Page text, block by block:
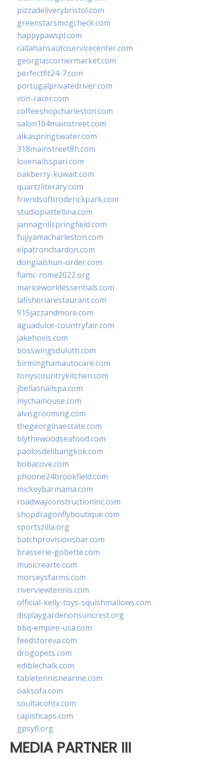
pizzadeliverybristol.com
greenstarsmogcheck.com
happypawspl.com
callahansautoservicecenter.com
georgiascornermarket.com
perfectfit24-7.com
portugalprivatedriver.com
von-racer.com
coffeeshopcharleston.com
salon104mainstreet.com
alkaspringswater.com
318mainstreet8h.com
lovenailsspari.com
oakberry-kuwait.com
quartzliterary.com
friendsofbroderickpark.com
studiopiattellina.com
jannagrillspringfield.com
fujiyamacharleston.com
elpatronchardon.com
donglaishun-order.com
fiamc-rome2022.org
mariceworldessentials.com
lafisheriarestaurant.com
915jazzandmore.com
aguadulce-countryfair.com
jakehovis.com
bosswingsduluth.com
birminghamautocare.com
tonyscountrykitchen.com
jbellasnailspa.com
mychaihouse.com
alvisgrooming.com
thegeorginaestate.com
blythewoodseafood.com
paolosdelibangkok.com
bobacove.com
phoone24brookfield.com
mickeybarmama.com
roadwayconstructioninc.com
shopdragonflyboutique.com
sportszilla.org
batchprovisionsbar.com
brasserie-gobette.com
musicrearte.com
morseysfarms.com
riverviewtennis.com
official-kelly-toys-squishmallows.com
displaygardenonsuncrest.org
bbq-empire-usa.com
feedstoreva.com
drogopets.com
ediblechalk.com
tabletennisnearme.com
oaksofa.com
soultacohtx.com
capishcaps.com
gpsyfl.org
MEDIA PARTNER III